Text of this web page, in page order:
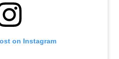
on Instagram